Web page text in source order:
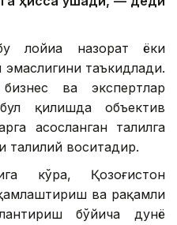
лойиҳа назорат ёки
таъкидлади.
ва экспертлар
қилишда объектив
асосланган таҳлилга
воситадир.
кўра, Қозоғистон
ва рақамли
бўйича дунё